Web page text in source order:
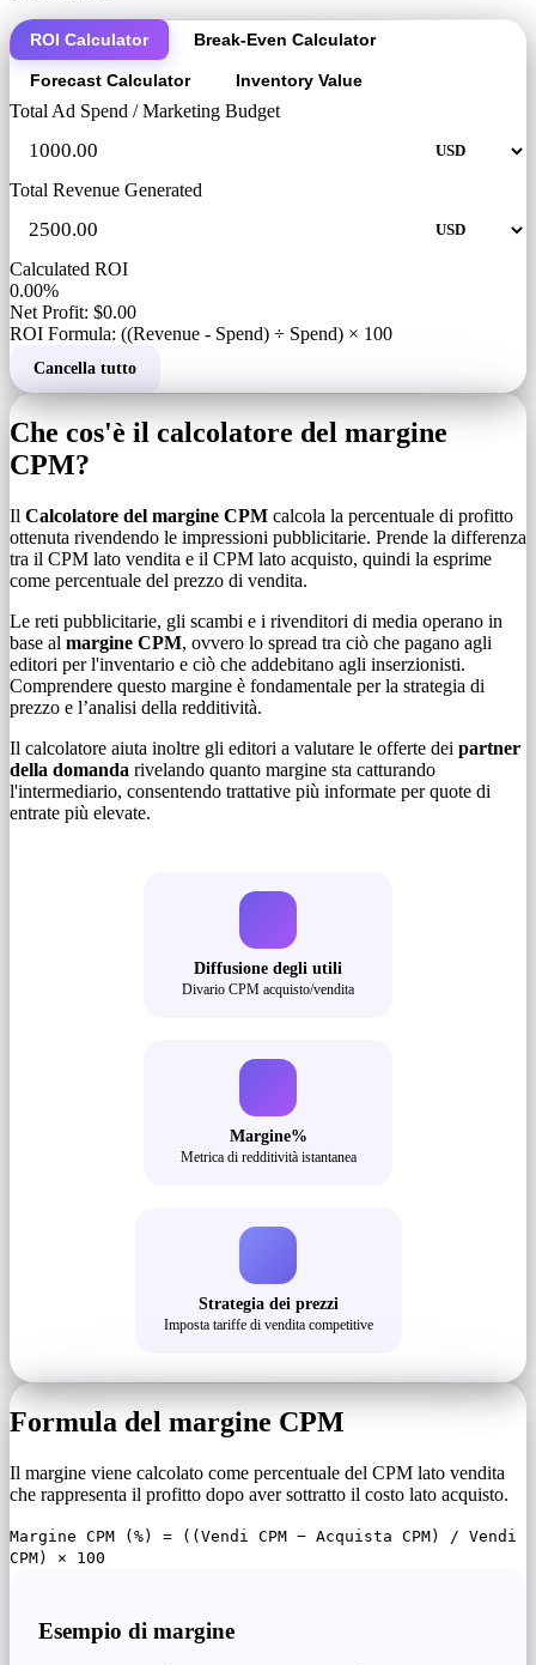
ROI Calculator Break-Even Calculator
Forecast Calculator Inventory Value
Total Ad Spend / Marketing Budget
Total Revenue Generated
Calculated ROI
0.00%
Net Profit: $0.00
ROI Formula: ((Revenue - Spend) ÷ Spend) × 100
Cancella tutto
Che cos'è il calcolatore del margine
CPM?
Il Calcolatore del margine CPM calcola la percentuale di profitto
ottenuta rivendendo le impressioni pubblicitarie. Prende la differenza
tra il CPM lato vendita e il CPM lato acquisto, quindi la esprime
come percentuale del prezzo di vendita.
Le reti pubblicitarie, gli scambi e i rivenditori di media operano in
base al margine CPM, ovvero lo spread tra ciò che pagano agli
editori per l'inventario e ciò che addebitano agli inserzionisti.
Comprendere questo margine è fondamentale per la strategia di
prezzo e l’analisi della redditività.
Il calcolatore aiuta inoltre gli editori a valutare le offerte dei partner
della domanda rivelando quanto margine sta catturando
l'intermediario, consentendo trattative più informate per quote di
entrate più elevate.
Diffusione degli utili
Divario CPM acquisto/vendita
Margine%
Metrica di redditività istantanea
Strategia dei prezzi
Imposta tariffe di vendita competitive
Formula del margine CPM
Il margine viene calcolato come percentuale del CPM lato vendita
che rappresenta il profitto dopo aver sottratto il costo lato acquisto.
Margine CPM (%) = ((Vendi CPM − Acquista CPM) / Vendi
CPM) × 100
Esempio di margine